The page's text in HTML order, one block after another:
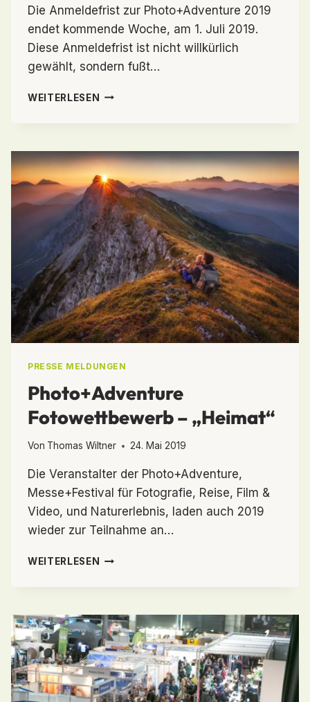
Die Anmeldefrist zur Photo+Adventure 2019
endet kommende Woche, am 1. Juli 2019.
Diese Anmeldefrist ist nicht willkürlich
gewählt, sondern fußt…
WEITERLESEN ENDE
DIE
PHOTO+ADVENTURE
2019
PRESSE MELDUNGEN
Photo+Adventure
Fotowettbewerb – „Heimat“
Von Thomas Wiltner 24. Mai 2019
Die Veranstalter der Photo+Adventure,
Messe+Festival für Fotografie, Reise, Film &
Video, und Naturerlebnis, laden auch 2019
wieder zur Teilnahme an…
WEITERLESEN
PHOTO+ADVENTURE